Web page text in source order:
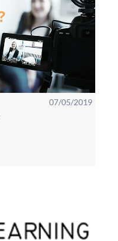
07/05/2019